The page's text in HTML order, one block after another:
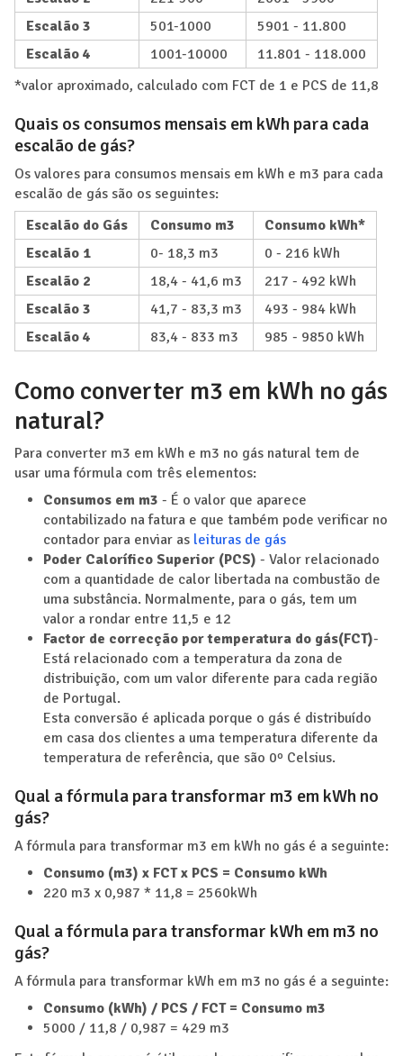
Escalão 3
501-1000
5901 - 11.800
Escalão 4
1001-10000
11.801 - 118.000
*valor aproximado, calculado com FCT de 1 e PCS de 11,8
Quais os consumos mensais em kWh para cada
escalão de gás?
Os valores para consumos mensais em kWh e m3 para cada
escalão de gás são os seguintes:
Escalão do Gás
Consumo m3
Consumo kWh*
Escalão 1
0- 18,3 m3
0 - 216 kWh
Escalão 2
18,4 - 41,6 m3
217 - 492 kWh
Escalão 3
41,7 - 83,3 m3
493 - 984 kWh
Escalão 4
83,4 - 833 m3 985 - 9850 kWh
Como converter m3 em kWh no gás
natural?
Para converter m3 em kWh e m3 no gás natural tem de
usar uma fórmula com três elementos:
Consumos em m3 - É o valor que aparece
contabilizado na fatura e que também pode verificar no
contador para enviar as leituras de gás
Poder Calorífico Superior (PCS) - Valor relacionado
com a quantidade de calor libertada na combustão de
uma substância. Normalmente, para o gás, tem um
valor a rondar entre 11,5 e 12
Factor de correcção por temperatura do gás(FCT)-
Está relacionado com a temperatura da zona de
distribuição, com um valor diferente para cada região
de Portugal.
Esta conversão é aplicada porque o gás é distribuído
em casa dos clientes a uma temperatura diferente da
temperatura de referência, que são 0º Celsius.
Qual a fórmula para transformar m3 em kWh no
gás?
A fórmula para transformar m3 em kWh no gás é a seguinte:
Consumo (m3) x FCT x PCS = Consumo kWh
220 m3 x 0,987 * 11,8 = 2560kWh
Qual a fórmula para transformar kWh em m3 no
gás?
A fórmula para transformar kWh em m3 no gás é a seguinte:
Consumo (kWh) / PCS / FCT = Consumo m3
5000 / 11,8 / 0,987 = 429 m3